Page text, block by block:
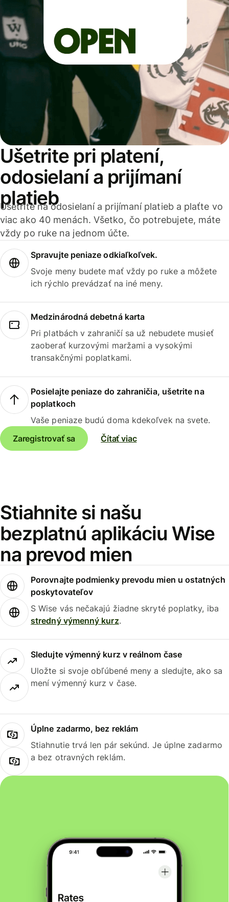
Ušetrite pri platení,
odosielaní a prijímaní
platieb
Ušetrite na odosielaní a prijímaní platieb a plaťte vo
viac ako 40 menách. Všetko, čo potrebujete, máte
vždy po ruke na jednom účte.
Spravujte peniaze odkiaľkoľvek.
Svoje meny budete mať vždy po ruke a môžete
ich rýchlo prevádzať na iné meny.
Medzinárodná debetná karta
Pri platbách v zahraničí sa už nebudete musieť
zaoberať kurzovými maržami a vysokými
transakčnými poplatkami.
Posielajte peniaze do zahraničia, ušetrite na
poplatkoch
Vaše peniaze budú doma kdekoľvek na svete.
Zaregistrovať sa
Čítať viac
Stiahnite si našu
bezplatnú aplikáciu Wise
na prevod mien
Porovnajte podmienky prevodu mien u ostatných
poskytovateľov
S Wise vás nečakajú žiadne skryté poplatky, iba
stredný výmenný kurz.
Sledujte výmenný kurz v reálnom čase
Uložte si svoje obľúbené meny a sledujte, ako sa
mení výmenný kurz v čase.
Úplne zadarmo, bez reklám
Stiahnutie trvá len pár sekúnd. Je úplne zadarmo
a bez otravných reklám.